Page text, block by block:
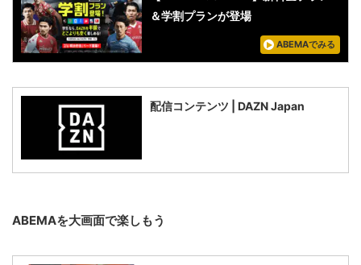
＆学割プランが登場
ABEMAでみる
配信コンテンツ | DAZN Japan
ABEMAを大画面で楽しもう